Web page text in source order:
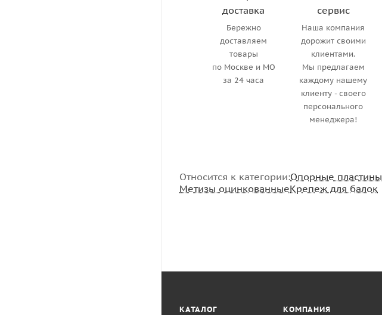
доставка
Бережно
доставляем
товары
по Москве и МО
за 24 часа
сервис
Наша компания
дорожит своими
клиентами.
Мы предлагаем
каждому нашему
клиенту - своего
персонального
менеджера!
Относится к категории:Опорные пластины
Метизы оцинкованныеКрепеж для балок
КАТАЛОГ КОМПАНИЯ